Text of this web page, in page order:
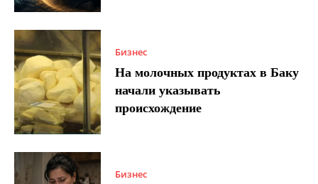
Бизнес
На молочных продуктах в Баку
начали указывать
происхождение
Бизнес